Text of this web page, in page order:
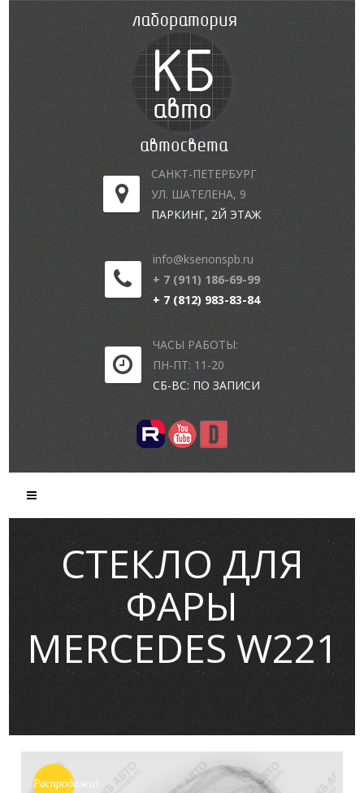
САНКТ-ПЕТЕРБУРГ
УЛ. ШАТЕЛЕНА, 9
ПАРКИНГ, 2Й ЭТАЖ
info@ksenonspb.ru
+ 7 (911) 186-69-99
+ 7 (812) 983-83-84
ЧАСЫ РАБОТЫ:
ПН-ПТ: 11-20
СБ-ВС: ПО ЗАПИСИ
СТЕКЛО ДЛЯ
ФАРЫ
MERCEDES W221
Распродажа!